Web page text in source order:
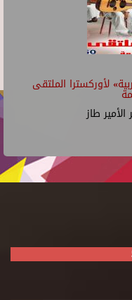
لأوركسترا الملتقى
طاز